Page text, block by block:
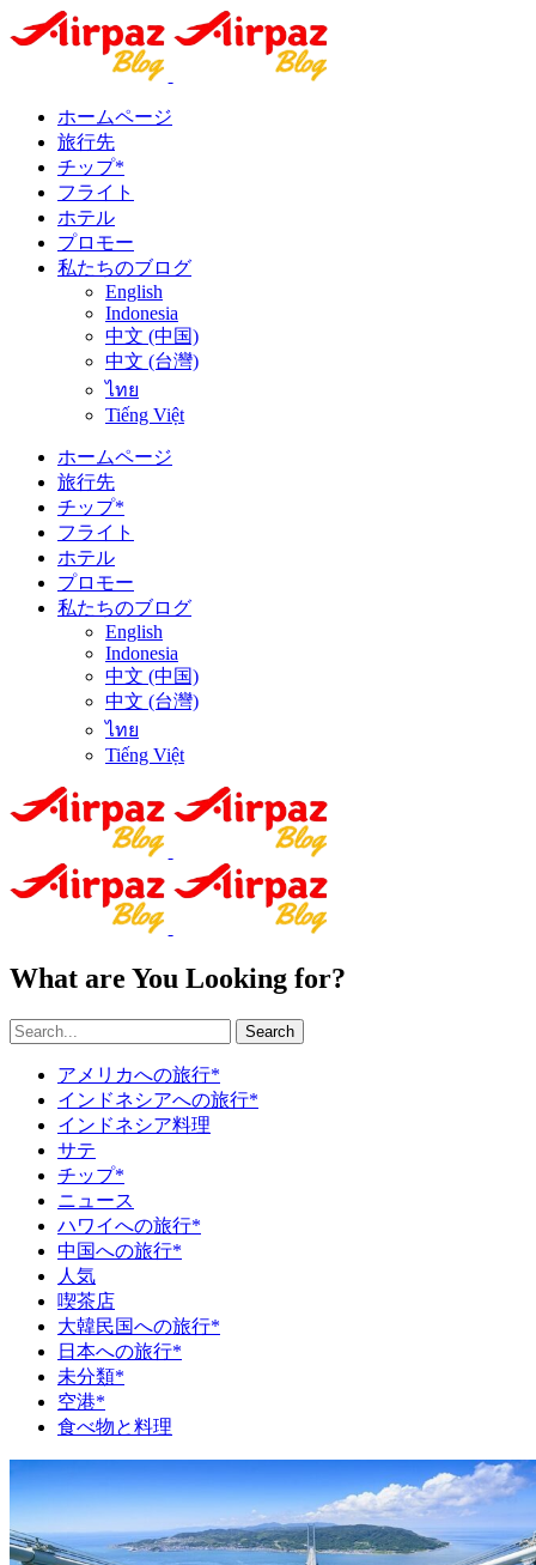
ホームページ
旅行先
チップ*
フライト
ホテル
プロモー
私たちのブログ
English
Indonesia
中文 (中国)
中文 (台灣)
ไทย
Tiếng Việt
ホームページ
旅行先
チップ*
フライト
ホテル
プロモー
私たちのブログ
English
Indonesia
中文 (中国)
中文 (台灣)
ไทย
Tiếng Việt
What are You Looking for?
Search
アメリカへの旅行*
インドネシアへの旅行*
インドネシア料理
サテ
チップ*
ニュース
ハワイへの旅行*
中国への旅行*
人気
喫茶店
大韓民国への旅行*
日本への旅行*
未分類*
空港*
食べ物と料理